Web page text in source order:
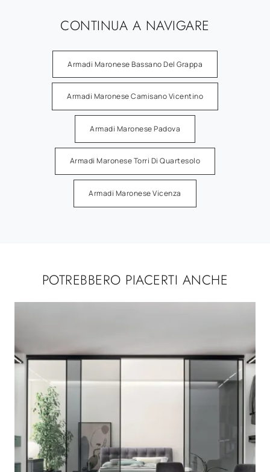
CONTINUA A NAVIGARE
Armadi Maronese Bassano Del Grappa
Armadi Maronese Camisano Vicentino
Armadi Maronese Padova
Armadi Maronese Torri Di Quartesolo
Armadi Maronese Vicenza
POTREBBERO PIACERTI ANCHE